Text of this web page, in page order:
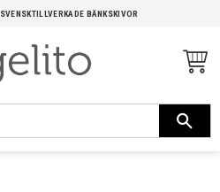
BÄNKSKIVOR